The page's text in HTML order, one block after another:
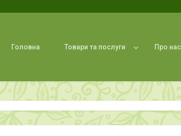
Головна Товари та послуги Про нас